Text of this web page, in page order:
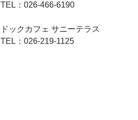
TEL：026-466-6190
ドックカフェ サニーテラス
TEL：026-219-1125